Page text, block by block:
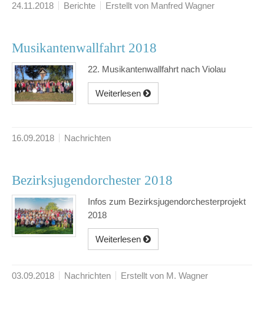
24.11.2018 Berichte Erstellt von Manfred Wagner
Musikantenwallfahrt 2018
22. Musikantenwallfahrt nach Violau
Weiterlesen
16.09.2018 Nachrichten
Bezirksjugendorchester 2018
Infos zum Bezirksjugendorchesterprojekt
2018
Weiterlesen
03.09.2018 Nachrichten Erstellt von M. Wagner